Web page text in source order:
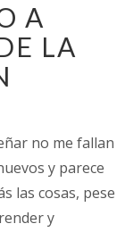
A
LA
no me fallan
y parece
las cosas, pese
y